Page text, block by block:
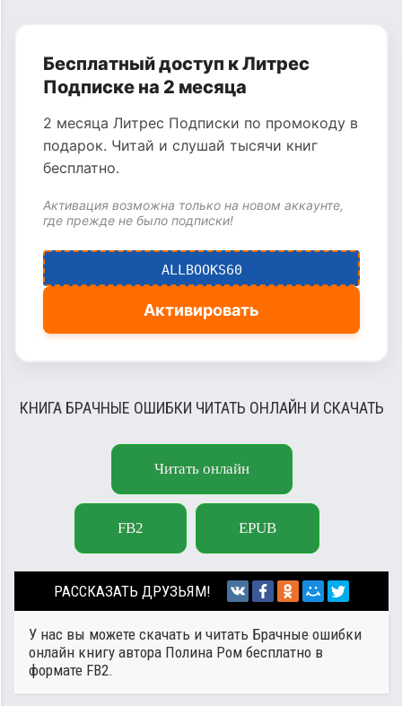
Бесплатный доступ к Литрес
Подписке на 2 месяца
2 месяца Литрес Подписки по промокоду в
подарок. Читай и слушай тысячи книг
бесплатно.
Активация возможна только на новом аккаунте,
где прежде не было подписки!
ALLBOOKS60
Активировать
КНИГА БРАЧНЫЕ ОШИБКИ ЧИТАТЬ ОНЛАЙН И СКАЧАТЬ
Читать онлайн
FB2 EPUB
РАССКАЗАТЬ ДРУЗЬЯМ!
У нас вы можете скачать и читать Брачные ошибки
онлайн книгу автора Полина Ром бесплатно в
формате FB2.